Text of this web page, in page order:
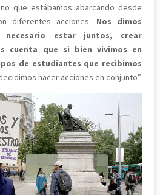
que estábamos abarcando desde
diferentes acciones. Nos dimos
estar juntos, crear
cuenta que si bien vivimos en
de estudiantes que recibimos
hacer acciones en conjunto”.